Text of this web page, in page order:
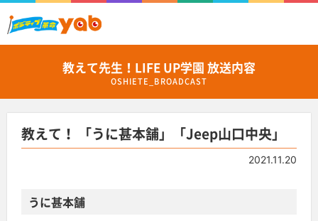
教えて先生！LIFE UP学園 放送内容
OSHIETE_BROADCAST
教えて！ 「うに甚本舗」「Jeep山口中央」
2021.11.20
うに甚本舗